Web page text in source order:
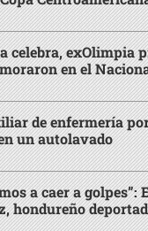
celebra, exOlimpia
en el
de enfermería
un autolavado
a caer a golpes”:
hondureño